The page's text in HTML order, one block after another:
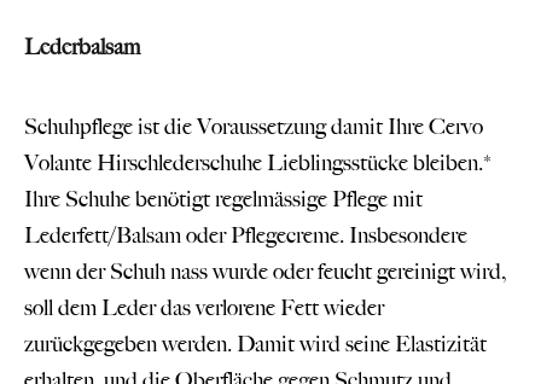
Lederbalsam
Schuhpflege ist die Voraussetzung damit Ihre Cervo
Volante Hirschlederschuhe Lieblingsstücke bleiben.*
Ihre Schuhe benötigt regelmässige Pflege mit
Lederfett/Balsam oder Pflegecreme. Insbesondere
wenn der Schuh nass wurde oder feucht gereinigt wird,
soll dem Leder das verlorene Fett wieder
zurückgegeben werden. Damit wird seine Elastizität